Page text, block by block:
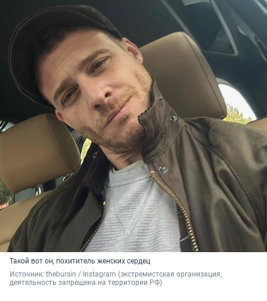
Такой вот он, похититель женских сердец
Источник: thebursin / Instagram (экстремистская организация,
деятельность запрещена на территории РФ)